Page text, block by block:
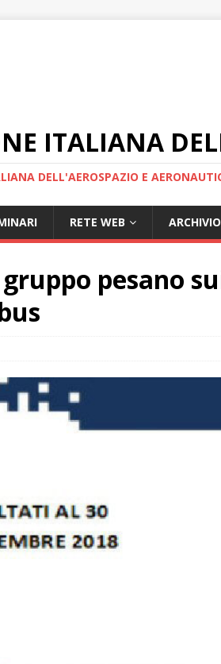
ITALIANA
DELL'AEROSPAZIO E
RETE WEB
pesano